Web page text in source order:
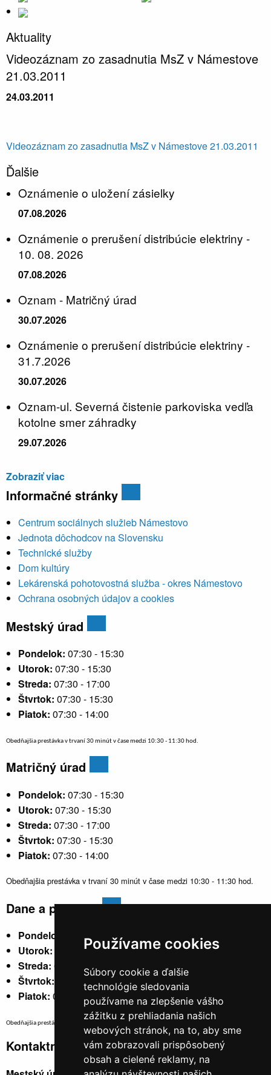
Používame cookies
Súbory cookie a ďalšie
technológie sledovania
používame na zlepšenie vášho
zážitku z prehliadania našich
webových stránok, na to, aby sme
vám zobrazovali prispôsobený
obsah a cielené reklamy, na
Aktuality
Videozáznam zo zasadnutia MsZ v Námestove
21.03.2011
24.03.2011
Videozáznam zo zasadnutia MsZ v Námestove 21.03.2011
Ďalšie
Oznámenie o uložení zásielky
07.08.2026
Oznámenie o prerušení distribúcie elektriny -
10. 08. 2026
07.08.2026
Oznam - Matričný úrad
30.07.2026
Oznámenie o prerušení distribúcie elektriny -
31.7.2026
30.07.2026
Oznam-ul. Severná čistenie parkoviska vedľa
kotolne smer záhradky
29.07.2026
Zobraziť viac
Informačné stránky
Centrum sociálnych služieb Námestovo
Jednota dôchodcov na Slovensku
Technické služby
Dom kultúry
Lekárenská pohotovostná služba - okres Námestovo
Ochrana osobných údajov a cookies
Mestský úrad
Pondelok: 07:30 - 15:30
Utorok: 07:30 - 15:30
Streda: 07:30 - 17:00
Štvrtok: 07:30 - 15:30
Piatok: 07:30 - 14:00
Obedňajšia prestávka v trvaní 30 minút v čase medzi 10:30 - 11:30 hod.
Matričný úrad
Pondelok: 07:30 - 15:30
Utorok: 07:30 - 15:30
Streda: 07:30 - 17:00
Štvrtok: 07:30 - 15:30
Piatok: 07:30 - 14:00
Obedňajšia prestávka v trvaní 30 minút v čase medzi 10:30 - 11:30 hod.
Dane a poplatky
Pondelok:
07:30 - 15:30
Utorok:
nestránkový
Streda: 07:30 - 17:00
Štvrtok:
nestránkový
Piatok: 07:30 - 14:00
Obedňajšia prestávka v trvaní 30 minút v čase medzi 10:30 - 11:30 hod.
Kontaktné údaje